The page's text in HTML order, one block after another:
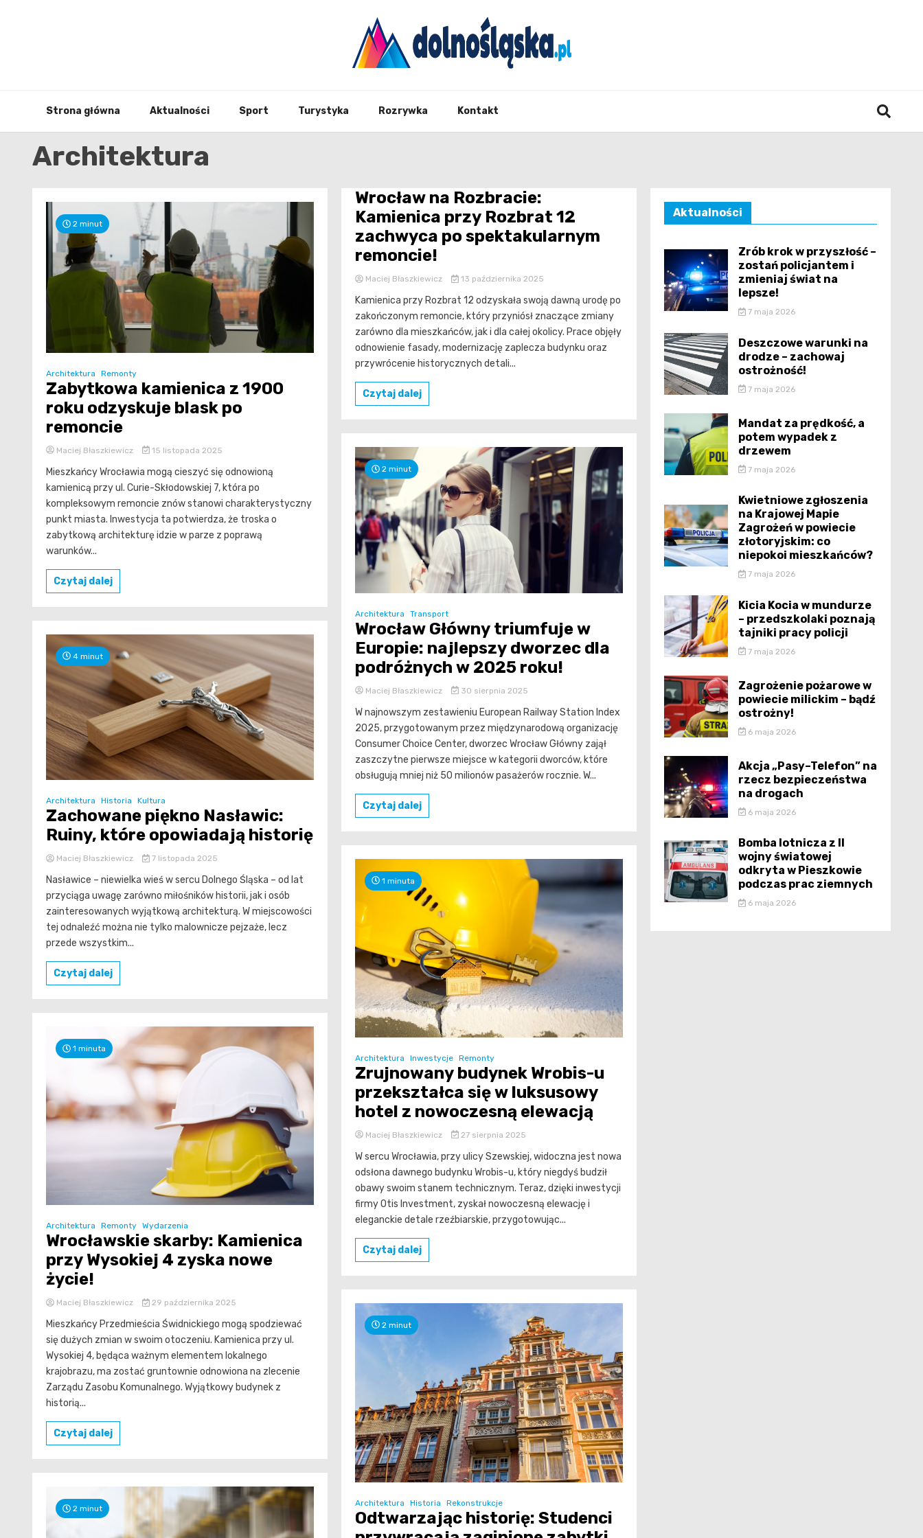
Strona główna Aktualności Sport Turystyka Rozrywka Kontakt
Architektura
2 minut
Architektura Remonty
Zabytkowa kamienica z 1900
roku odzyskuje blask po
remoncie
Maciej Błaszkiewicz 15 listopada 2025
Mieszkańcy Wrocławia mogą cieszyć się odnowioną
kamienicą przy ul. Curie-Skłodowskiej 7, która po
kompleksowym remoncie znów stanowi charakterystyczny
punkt miasta. Inwestycja ta potwierdza, że troska o
zabytkową architekturę idzie w parze z poprawą
warunków...
Czytaj dalej
4 minut
Architektura Historia Kultura
Zachowane piękno Nasławic:
Ruiny, które opowiadają historię
Maciej Błaszkiewicz 7 listopada 2025
Nasławice – niewielka wieś w sercu Dolnego Śląska – od lat
przyciąga uwagę zarówno miłośników historii, jak i osób
zainteresowanych wyjątkową architekturą. W miejscowości
tej odnaleźć można nie tylko malownicze pejzaże, lecz
przede wszystkim...
Czytaj dalej
1 minuta
Architektura Remonty Wydarzenia
Wrocławskie skarby: Kamienica
przy Wysokiej 4 zyska nowe
życie!
Maciej Błaszkiewicz 29 października 2025
Mieszkańcy Przedmieścia Świdnickiego mogą spodziewać
się dużych zmian w swoim otoczeniu. Kamienica przy ul.
Wysokiej 4, będąca ważnym elementem lokalnego
krajobrazu, ma zostać gruntownie odnowiona na zlecenie
Zarządu Zasobu Komunalnego. Wyjątkowy budynek z
historią...
Czytaj dalej
2 minut
Wrocław na Rozbracie:
Kamienica przy Rozbrat 12
zachwyca po spektakularnym
remoncie!
Maciej Błaszkiewicz 13 października 2025
Kamienica przy Rozbrat 12 odzyskała swoją dawną urodę po
zakończonym remoncie, który przyniósł znaczące zmiany
zarówno dla mieszkańców, jak i dla całej okolicy. Prace objęły
odnowienie fasady, modernizację zaplecza budynku oraz
przywrócenie historycznych detali...
Czytaj dalej
2 minut
Architektura Transport
Wrocław Główny triumfuje w
Europie: najlepszy dworzec dla
podróżnych w 2025 roku!
Maciej Błaszkiewicz 30 sierpnia 2025
W najnowszym zestawieniu European Railway Station Index
2025, przygotowanym przez międzynarodową organizację
Consumer Choice Center, dworzec Wrocław Główny zajął
zaszczytne pierwsze miejsce w kategorii dworców, które
obsługują mniej niż 50 milionów pasażerów rocznie. W...
Czytaj dalej
1 minuta
Architektura Inwestycje Remonty
Zrujnowany budynek Wrobis-u
przekształca się w luksusowy
hotel z nowoczesną elewacją
Maciej Błaszkiewicz 27 sierpnia 2025
W sercu Wrocławia, przy ulicy Szewskiej, widoczna jest nowa
odsłona dawnego budynku Wrobis-u, który niegdyś budził
obawy swoim stanem technicznym. Teraz, dzięki inwestycji
firmy Otis Investment, zyskał nowoczesną elewację i
eleganckie detale rzeźbiarskie, przygotowując...
Czytaj dalej
2 minut
Architektura Historia Rekonstrukcje
Odtwarzając historię: Studenci
Aktualności
Zrób krok w przyszłość –
zostań policjantem i
zmieniaj świat na
lepsze!
7 maja 2026
Deszczowe warunki na
drodze – zachowaj
ostrożność!
7 maja 2026
Mandat za prędkość, a
potem wypadek z
drzewem
7 maja 2026
Kwietniowe zgłoszenia
na Krajowej Mapie
Zagrożeń w powiecie
złotoryjskim: co
niepokoi mieszkańców?
7 maja 2026
Kicia Kocia w mundurze
– przedszkolaki poznają
tajniki pracy policji
7 maja 2026
Zagrożenie pożarowe w
powiecie milickim – bądź
ostrożny!
6 maja 2026
Akcja „Pasy–Telefon” na
rzecz bezpieczeństwa
na drogach
6 maja 2026
Bomba lotnicza z II
wojny światowej
odkryta w Pieszkowie
podczas prac ziemnych
6 maja 2026